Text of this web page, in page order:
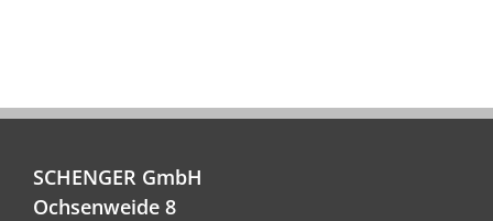
SCHENGER GmbH
Ochsenweide 8